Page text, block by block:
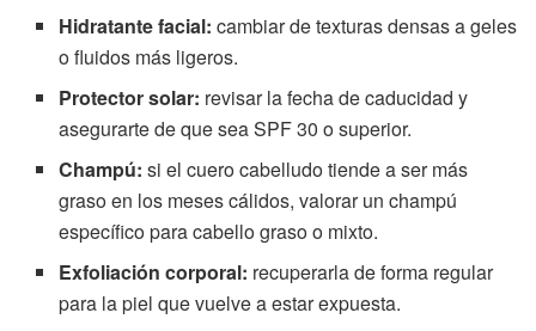
Hidratante facial: cambiar de texturas densas a geles
o fluidos más ligeros.
Protector solar: revisar la fecha de caducidad y
asegurarte de que sea SPF 30 o superior.
Champú: si el cuero cabelludo tiende a ser más
graso en los meses cálidos, valorar un champú
específico para cabello graso o mixto.
Exfoliación corporal: recuperarla de forma regular
para la piel que vuelve a estar expuesta.